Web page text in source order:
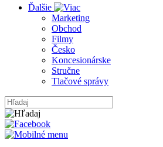
Ďalšie
Marketing
Obchod
Filmy
Česko
Koncesionárske
Stručne
Tlačové správy